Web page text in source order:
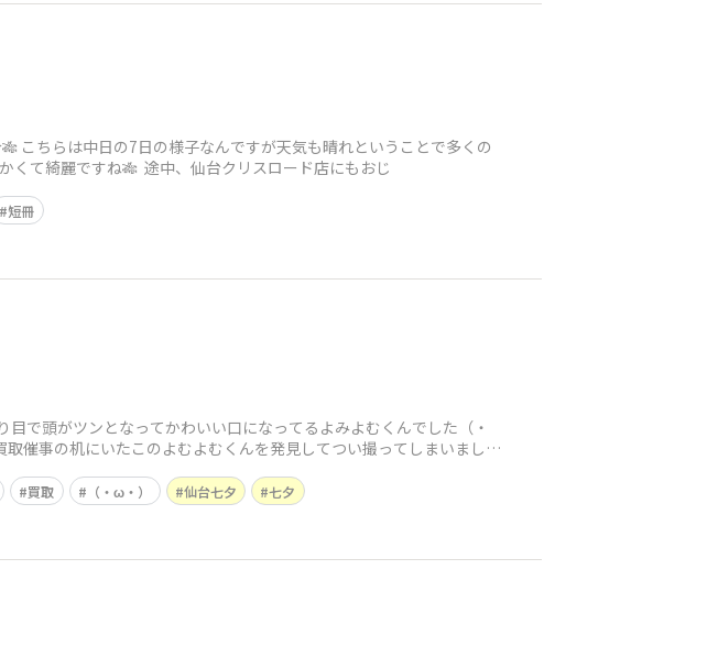
こちらは中日の7日の様子なんですが天気も晴れということで多くの
て綺麗ですね🎋 途中、仙台クリスロード店にもおじ
短冊
で頭がツンとなってかわいい口になってるよみよむくんでした（・
催事の机にいたこのよむよむくんを発見してつい撮ってしまいました
買取 （・ω・） 仙台七夕 七夕